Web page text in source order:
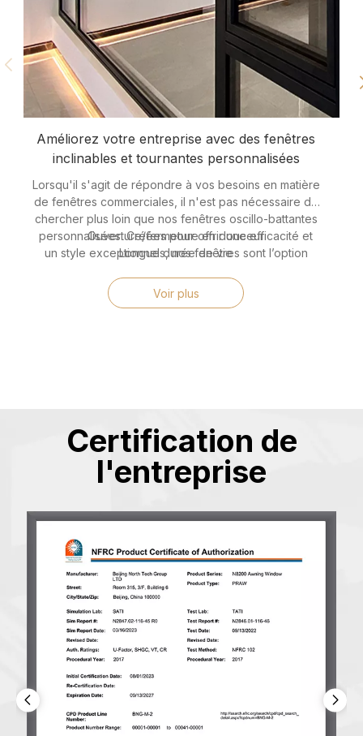
Améliorez votre entreprise avec des fenêtres
inclinables et tournantes personnalisées
Lorsqu'il s'agit de répondre à vos besoins en matière
de fenêtres commerciales, il n'est pas nécessaire de
chercher plus loin que nos fenêtres oscillo-battantes
personnalisées. Créées pour offrir une efficacité et
un style exceptionnels, nos fenêtres sont l’option
de votre lieu de travail ou espace de vente au détail.
Voici cinq raisons pour lesquelles nos fenêtres
Ouverture/fermeture en douceur
Longue durée de vie
Excellente résistance aux intempéries
Bonne isolation thermique
Voir plus
Certification de
l'entreprise